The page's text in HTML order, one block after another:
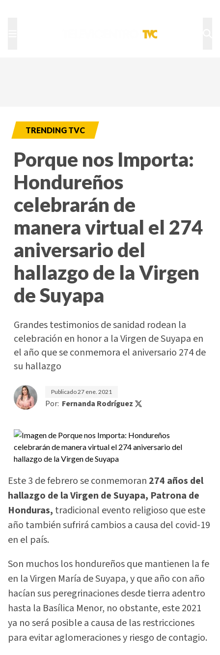
TRENDING TVC
Porque nos Importa:
Hondureños
celebrarán de
manera virtual el 274
aniversario del
hallazgo de la Virgen
de Suyapa
Grandes testimonios de sanidad rodean la
celebración en honor a la Virgen de Suyapa en
el año que se conmemora el aniversario 274 de
su hallazgo
Publicado27 ene. 2021
Por: Fernanda Rodríguez
Este 3 de febrero se conmemoran 274 años del
hallazgo de la Virgen de Suyapa, Patrona de
Honduras, tradicional evento religioso que este
año también sufrirá cambios a causa del covid-19
en el país.
Son muchos los hondureños que mantienen la fe
en la Virgen María de Suyapa, y que año con año
hacían sus peregrinaciones desde tierra adentro
hasta la Basílica Menor, no obstante, este 2021
ya no será posible a causa de las restricciones
para evitar aglomeraciones y riesgo de contagio.